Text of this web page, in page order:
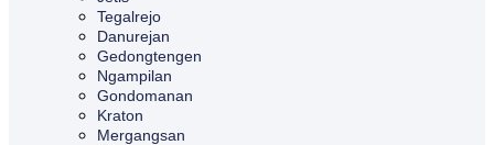
Tegalrejo
Danurejan
Gedongtengen
Ngampilan
Gondomanan
Kraton
Mergangsan